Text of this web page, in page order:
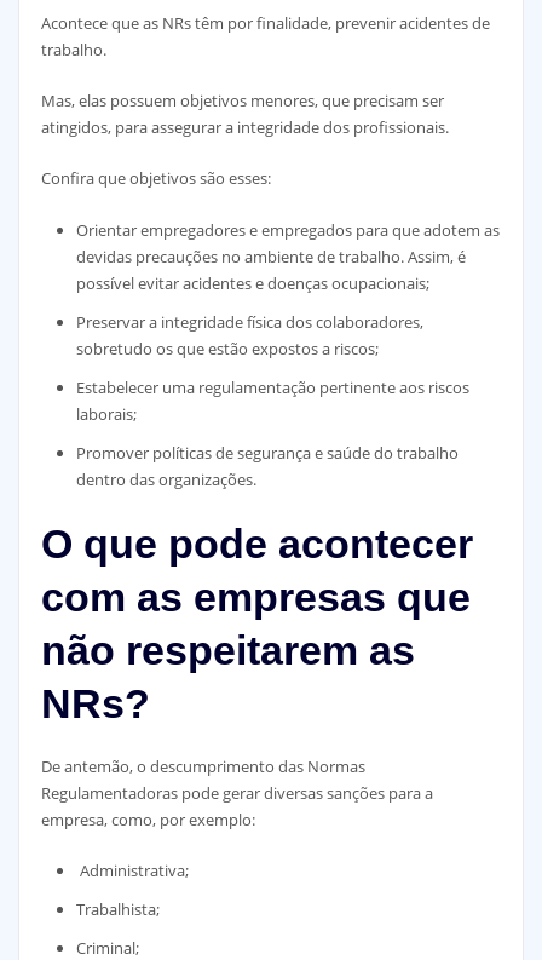
Acontece que as NRs têm por finalidade, prevenir acidentes de
trabalho.
Mas, elas possuem objetivos menores, que precisam ser
atingidos, para assegurar a integridade dos profissionais.
Confira que objetivos são esses:
Orientar empregadores e empregados para que adotem as
devidas precauções no ambiente de trabalho. Assim, é
possível evitar acidentes e doenças ocupacionais;
Preservar a integridade física dos colaboradores,
sobretudo os que estão expostos a riscos;
Estabelecer uma regulamentação pertinente aos riscos
laborais;
Promover políticas de segurança e saúde do trabalho
dentro das organizações.
O que pode acontecer
com as empresas que
não respeitarem as
NRs?
De antemão, o descumprimento das Normas
Regulamentadoras pode gerar diversas sanções para a
empresa, como, por exemplo:
Administrativa;
Trabalhista;
Criminal;